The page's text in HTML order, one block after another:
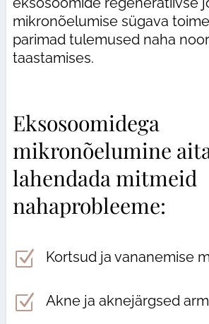
mikronõelumise sügava
parimad tulemused naha
taastamises.
Eksosoomidega
mikronõelumine
lahendada mitmeid
nahaprobleeme:
Z Kortsud ja vananemise
Z Akne ja aknejärgsed